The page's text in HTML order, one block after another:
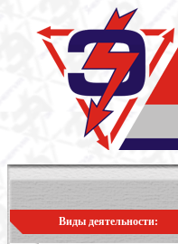
Виды деятельности: